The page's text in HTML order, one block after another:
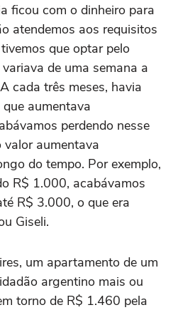
ficou com o dinheiro para
atendemos aos requisitos
que optar pelo
de uma semana a
cada três meses, havia
aumentava
perdendo nesse
valor aumentava
do tempo. Por exemplo,
R$ 1.000, acabávamos
R$ 3.000, o que era
Giseli.
um apartamento de um
argentino mais ou
torno de R$ 1.460 pela